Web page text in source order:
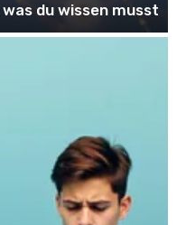
du wissen musst